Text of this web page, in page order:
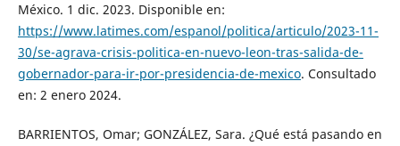
México. 1 dic. 2023. Disponible en:
https://www.latimes.com/espanol/politica/articulo/2023-11-
30/se-agrava-crisis-politica-en-nuevo-leon-tras-salida-de-
gobernador-para-ir-por-presidencia-de-mexico. Consultado
en: 2 enero 2024.
BARRIENTOS, Omar; GONZÁLEZ, Sara. ¿Qué está pasando en